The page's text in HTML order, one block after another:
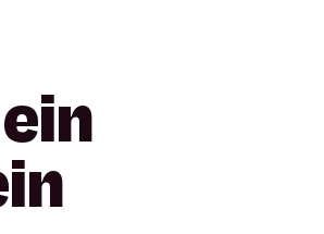
ein